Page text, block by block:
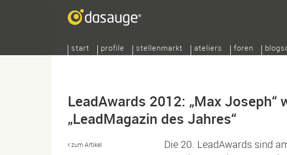
start profile stellenmarkt ateliers foren
LeadAwards 2012: „Max Joseph“
„LeadMagazin des Jahres“
zum Artikel
Die 20. LeadAwards sind